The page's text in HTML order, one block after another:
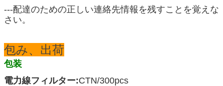
---配達のための正しい連絡先情報を残すことを覚えな
さい。
包み、出荷
包装
電力線フィルター:CTN/300pcs